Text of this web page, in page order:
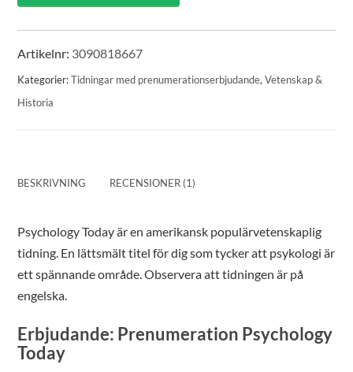
Artikelnr: 3090818667
Kategorier:Tidningar med prenumerationserbjudande,Vetenskap &
Historia
BESKRIVNING RECENSIONER (1)
Psychology Today är en amerikansk populärvetenskaplig
tidning. En lättsmält titel för dig som tycker att psykologi är
ett spännande område. Observera att tidningen är på
engelska.
Erbjudande: Prenumeration Psychology
Today